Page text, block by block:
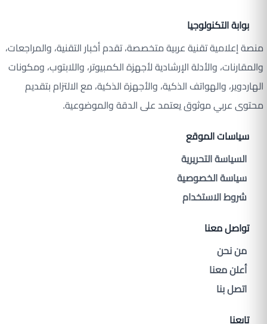
بوابة التكنولوجيا
منصة إعلامية تقنية عربية متخصصة، تقدم أخبار التقنية، والمراجعات،
والمقارنات، والأدلة الإرشادية لأجهزة الكمبيوتر، واللابتوب، ومكونات
الهاردوير، والهواتف الذكية، والأجهزة الذكية، مع الالتزام بتقديم
محتوى عربي موثوق يعتمد على الدقة والموضوعية.
سياسات الموقع
السياسة التحريرية
سياسة الخصوصية
شروط الاستخدام
تواصل معنا
من نحن
أعلن معنا
اتصل بنا
تابعنا